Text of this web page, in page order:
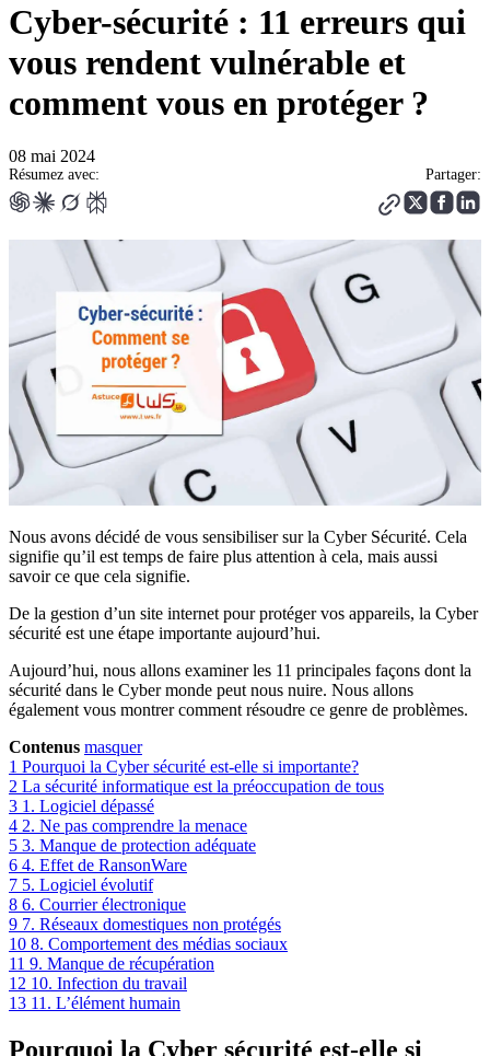
Cyber-sécurité : 11 erreurs qui
vous rendent vulnérable et
comment vous en protéger ?
08 mai 2024
Résumez avec: Partager:
Nous avons décidé de vous sensibiliser sur la Cyber Sécurité. Cela
signifie qu’il est temps de faire plus attention à cela, mais aussi
savoir ce que cela signifie.
De la gestion d’un site internet pour protéger vos appareils, la Cyber
sécurité est une étape importante aujourd’hui.
Aujourd’hui, nous allons examiner les 11 principales façons dont la
sécurité dans le Cyber monde peut nous nuire. Nous allons
également vous montrer comment résoudre ce genre de problèmes.
Contenus masquer
1 Pourquoi la Cyber sécurité est-elle si importante?
2 La sécurité informatique est la préoccupation de tous
3 1. Logiciel dépassé
4 2. Ne pas comprendre la menace
5 3. Manque de protection adéquate
6 4. Effet de RansonWare
7 5. Logiciel évolutif
8 6. Courrier électronique
9 7. Réseaux domestiques non protégés
10 8. Comportement des médias sociaux
11 9. Manque de récupération
12 10. Infection du travail
13 11. L’élément humain
Pourquoi la Cyber sécurité est-elle si